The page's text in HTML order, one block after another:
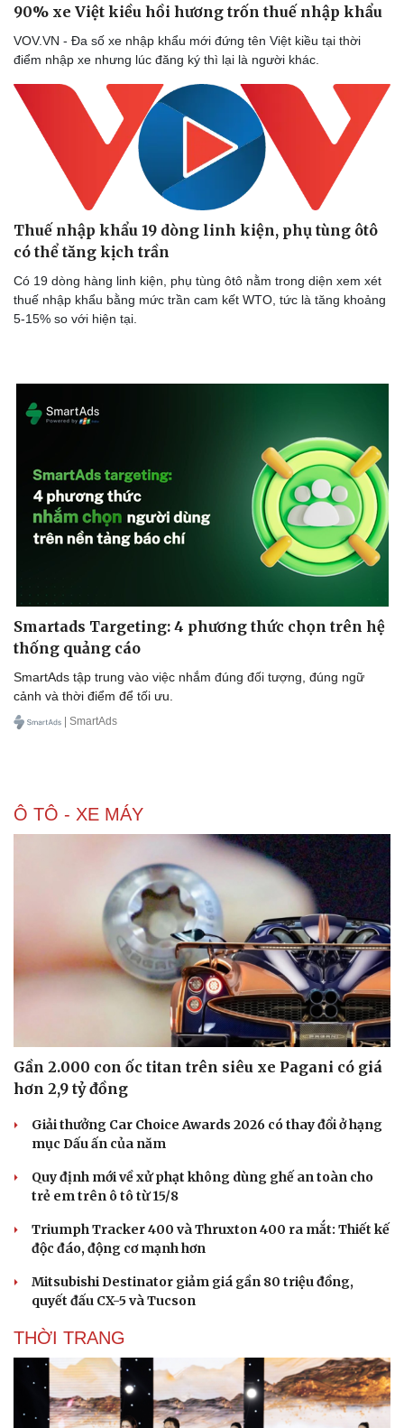
Thể thao
Bóng đá
Lịch thi đấu bóng đá
Thế giới thể thao
eSports
Hậu trường
Ô tô - Xe máy
Ô tô
Xe máy
Tư vấn
Doanh nghiệp
Thông tin doanh nghiệp
Doanh nghiệp 24h
Doanh nhân
Vì cộng đồng
Công nghệ
Chuyển đổi số
90% xe Việt kiều hồi hương trốn thuế nhập khẩu
VOV.VN - Đa số xe nhập khẩu mới đứng tên Việt kiều tại thời
điểm nhập xe nhưng lúc đăng ký thì lại là người khác.
Thuế nhập khẩu 19 dòng linh kiện, phụ tùng ôtô
có thể tăng kịch trần
Có 19 dòng hàng linh kiện, phụ tùng ôtô nằm trong diện xem xét
thuế nhập khẩu bằng mức trần cam kết WTO, tức là tăng khoảng
5-15% so với hiện tại.
Smartads Targeting: 4 phương thức chọn trên hệ
thống quảng cáo
SmartAds tập trung vào việc nhắm đúng đối tượng, đúng ngữ
cảnh và thời điểm để tối ưu.
| SmartAds
Ô TÔ - XE MÁY
Gần 2.000 con ốc titan trên siêu xe Pagani có giá
hơn 2,9 tỷ đồng
Giải thưởng Car Choice Awards 2026 có thay đổi ở hạng
mục Dấu ấn của năm
Quy định mới về xử phạt không dùng ghế an toàn cho
trẻ em trên ô tô từ 15/8
Triumph Tracker 400 và Thruxton 400 ra mắt: Thiết kế
độc đáo, động cơ mạnh hơn
Mitsubishi Destinator giảm giá gần 80 triệu đồng,
quyết đấu CX-5 và Tucson
THỜI TRANG